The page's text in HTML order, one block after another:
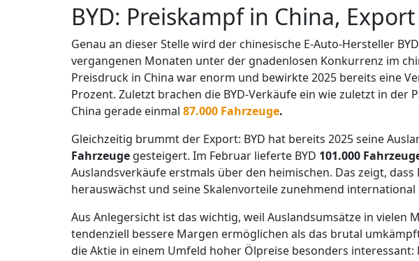
BYD: Preiskampf in China,
Genau an dieser Stelle wird der chinesische E-Auto-Hersteller
vergangenen Monaten unter der gnadenlosen Konkurrenz im
Preisdruck in China war enorm und bewirkte 2025 bereits eine
Prozent. Zuletzt brachen die BYD-Verkäufe ein wie zuletzt in der
China gerade einmal 87.000 Fahrzeuge.
Gleichzeitig brummt der Export: BYD hat bereits 2025 seine
Fahrzeuge gesteigert. Im Februar lieferte BYD 101.000
Auslandsverkäufe erstmals über den heimischen. Das zeigt, dass
herauswächst und seine Skalenvorteile zunehmend
Aus Anlegersicht ist das wichtig, weil Auslandsumsätze in
tendenziell bessere Margen ermöglichen als das brutal
die Aktie in einem Umfeld hoher Ölpreise besonders